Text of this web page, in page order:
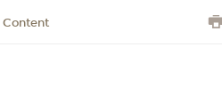
Content